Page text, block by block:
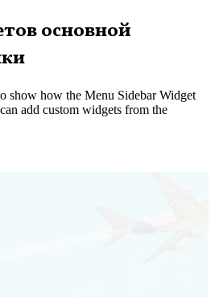
основной
show how the Menu Sidebar Widget
add custom widgets from the